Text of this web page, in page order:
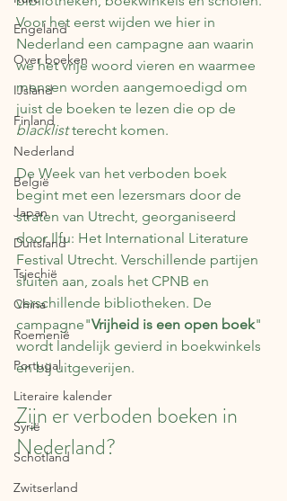
Engeland
Over boeken
IJsland
Finland
Nederland
België
Japan
Duitsland
Tsjechië
China
Roemenië
Portugal
Literaire kalender
Syrië
Schotland
Zwitserland
Voor het eerst wijden we hier in
Nederland een campagne aan waarin
we het vrije woord vieren en waarmee
mensen worden aangemoedigd om
juist de boeken te lezen die op de
blacklist terecht komen.
De Week van het verboden boek
begint met een lezersmars door de
straten van Utrecht, georganiseerd
door Ilfu: Het International Literature
Festival Utrecht. Verschillende partijen
sluiten aan, zoals het CPNB en
verschillende bibliotheken. De
campagne"Vrijheid is een open boek"
wordt landelijk gevierd in boekwinkels
en bij uitgeverijen.
Zijn er verboden boeken in
Nederland?